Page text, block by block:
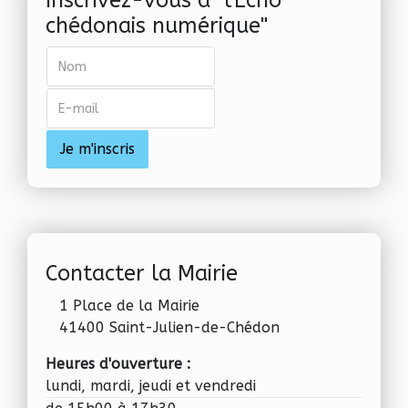
chédonais numérique"
Contacter la Mairie
1 Place de la Mairie
41400 Saint-Julien-de-Chédon
Heures d'ouverture :
lundi, mardi, jeudi et vendredi